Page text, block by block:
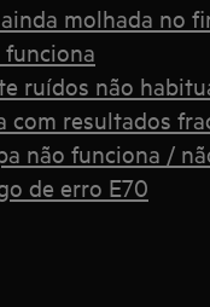
molhada no
funciona
ruídos não
com resultados
não funciona /
de erro E70